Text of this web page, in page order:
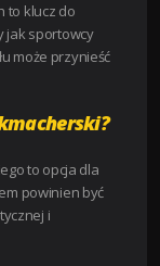
to klucz do
jak sportowcy
może przynieść
to opcja dla
powinien być
i